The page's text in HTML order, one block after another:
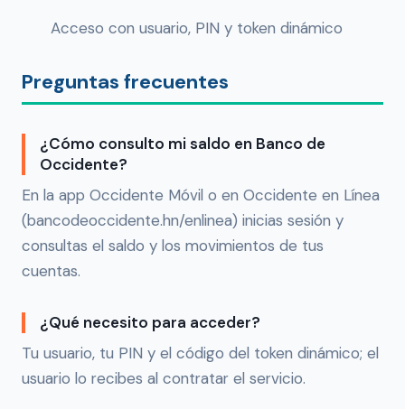
Acceso con usuario, PIN y token dinámico
Preguntas frecuentes
¿Cómo consulto mi saldo en Banco de
Occidente?
En la app Occidente Móvil o en Occidente en Línea
(bancodeoccidente.hn/enlinea) inicias sesión y
consultas el saldo y los movimientos de tus
cuentas.
¿Qué necesito para acceder?
Tu usuario, tu PIN y el código del token dinámico; el
usuario lo recibes al contratar el servicio.